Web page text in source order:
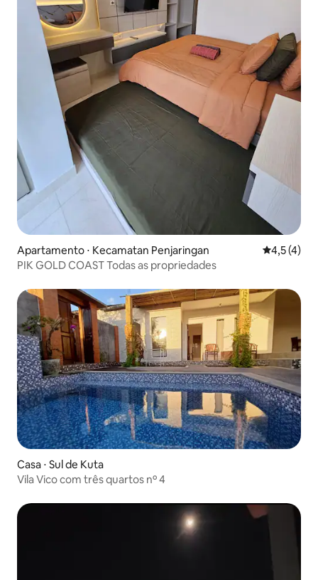
Apartamento ⋅ Kecamatan Penjaringan 4,5 de
4,5 (4)
PIK GOLD COAST Todas as propriedades
Casa ⋅ Sul de Kuta
Vila Vico com três quartos nº 4